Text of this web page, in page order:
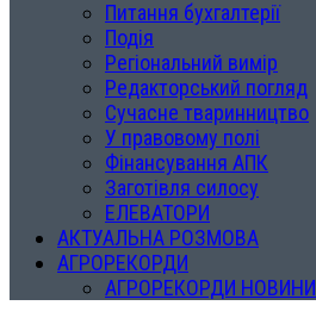
Питання бухгалтерії
Подія
Регіональний вимір
Редакторський погляд
Сучасне тваринництво
У правовому полі
Фінансування АПК
Заготівля силосу
ЕЛЕВАТОРИ
АКТУАЛЬНА РОЗМОВА
АГРОРЕКОРДИ
АГРОРЕКОРДИ НОВИНИ